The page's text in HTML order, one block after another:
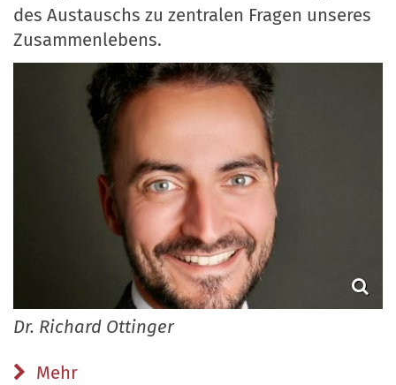
des Austauschs zu zentralen Fragen unseres
Zusammenlebens.
Dr. Richard Ottinger
Mehr